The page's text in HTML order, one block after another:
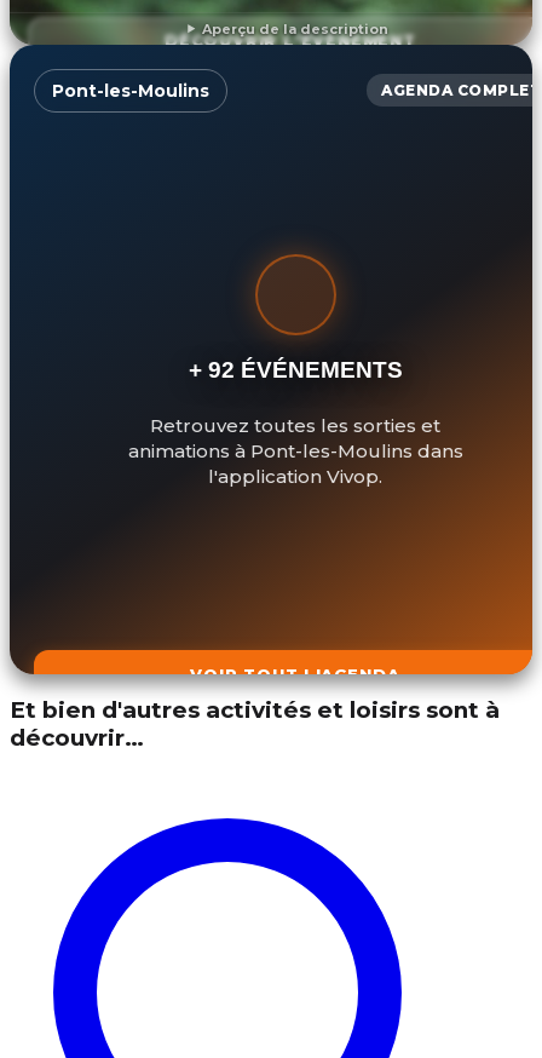
Aperçu de la description
DÉCOUVRIR L'ÉVÉNEMENT
Pont-les-Moulins AGENDA COMPLET
+ 92 ÉVÉNEMENTS
Retrouvez toutes les sorties et
animations à Pont-les-Moulins dans
l'application Vivop.
VOIR TOUT L'AGENDA
Et bien d'autres activités et loisirs sont à
découvrir…